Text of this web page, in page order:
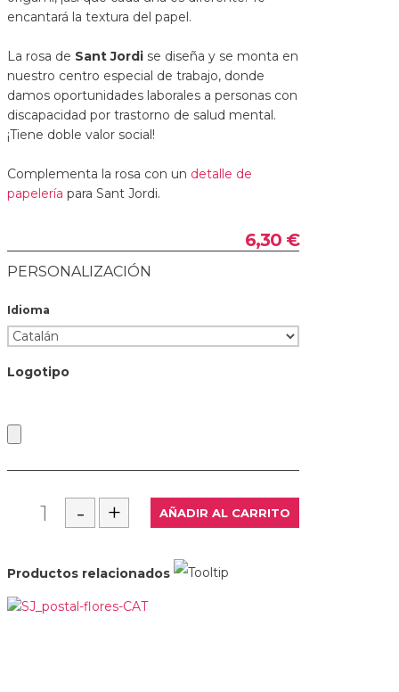
encantará la textura del papel.
La rosa de Sant Jordi se diseña y se monta en
nuestro centro especial de trabajo, donde
damos oportunidades laborales a personas con
discapacidad por trastorno de salud mental.
¡Tiene doble valor social!
Complementa la rosa con un detalle de
papelería para Sant Jordi.
6,30 €
PERSONALIZACIÓN
Idioma
Logotipo
Productos relacionados